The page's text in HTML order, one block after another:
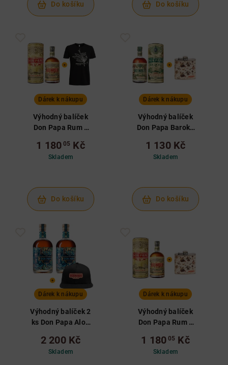
Do košíku Do košíku
Dárek k nákupu
Výhodný balíček
Don Papa Rum v
1 180 05 Kč
Skladem
Do košíku
Dárek k nákupu
Výhodný balíček
Don Papa Baroko
1 130 Kč
Skladem
Do košíku
Dárek k nákupu
Výhodný balíček 2
ks Don Papa Alon
2 200 Kč
Skladem
Dárek k nákupu
Výhodný balíček
Don Papa Rum v
1 180 05 Kč
Skladem